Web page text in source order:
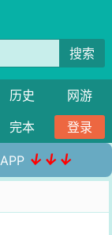
搜索
历史
网游
完本 登录
↓↓↓